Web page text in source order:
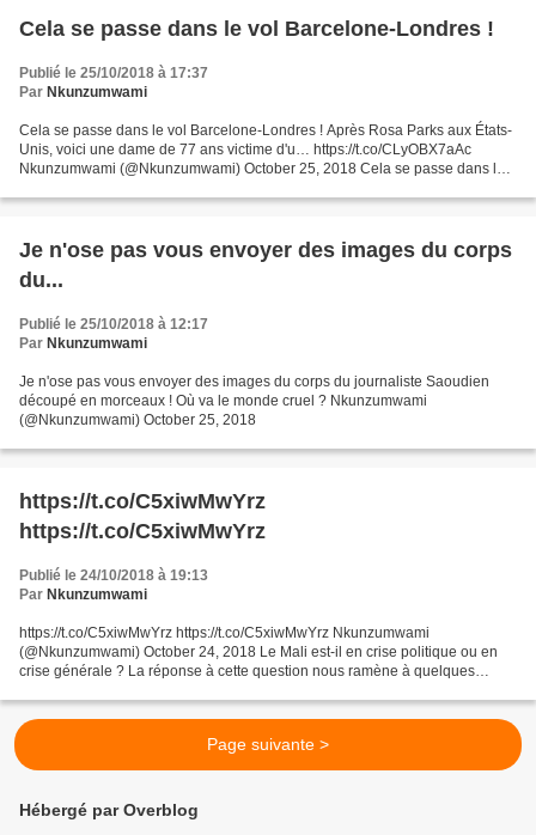
Cela se passe dans le vol Barcelone-Londres !
Publié le 25/10/2018 à 17:37
Par Nkunzumwami
Cela se passe dans le vol Barcelone-Londres ! Après Rosa Parks aux États-
Unis, voici une dame de 77 ans victime d'u… https://t.co/CLyOBX7aAc
Nkunzumwami (@Nkunzumwami) October 25, 2018 Cela se passe dans le
Je n'ose pas vous envoyer des images du corps
du...
Publié le 25/10/2018 à 12:17
Par Nkunzumwami
Je n'ose pas vous envoyer des images du corps du journaliste Saoudien
découpé en morceaux ! Où va le monde cruel ? Nkunzumwami
(@Nkunzumwami) October 25, 2018
https://t.co/C5xiwMwYrz
https://t.co/C5xiwMwYrz
Publié le 24/10/2018 à 19:13
Par Nkunzumwami
https://t.co/C5xiwMwYrz https://t.co/C5xiwMwYrz Nkunzumwami
(@Nkunzumwami) October 24, 2018 Le Mali est-il en crise politique ou en
crise générale ? La réponse à cette question nous ramène à quelques
Page suivante >
Hébergé par Overblog